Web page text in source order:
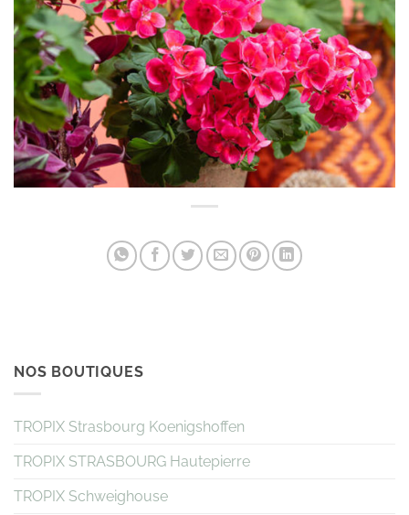
NOS BOUTIQUES
TROPIX Strasbourg Koenigshoffen
TROPIX STRASBOURG Hautepierre
TROPIX Schweighouse